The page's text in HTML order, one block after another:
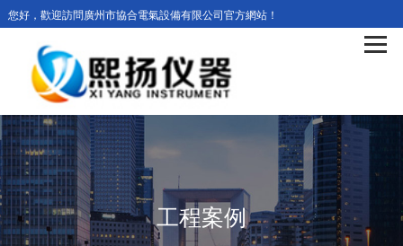
您好，歡迎訪問廣州市協合電氣設備有限公司官方網站！
工程案例